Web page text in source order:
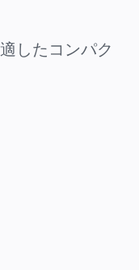
したコンパク